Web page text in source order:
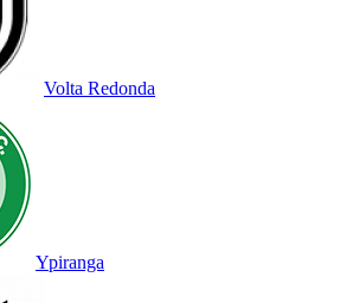
Volta Redonda
Ypiranga